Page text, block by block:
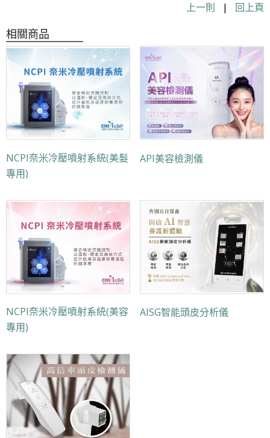
上一則 | 回上頁
相關商品
NCPI奈米冷壓噴射系統(美髮
專用)
API美容檢測儀
NCPI奈米冷壓噴射系統(美容
專用)
AISG智能頭皮分析儀